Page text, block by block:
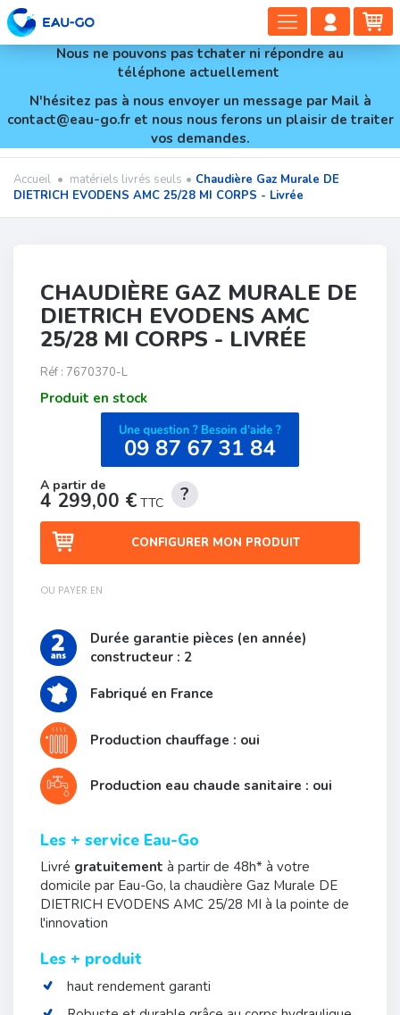
Nous ne pouvons pas tchater ni répondre au
téléphone actuellement
N'hésitez pas à nous envoyer un message par Mail à
contact@eau-go.fr et nous nous ferons un plaisir de traiter
vos demandes.
DÉPLIER
LA
Accueil • matériels livrés seuls • Chaudière Gaz Murale DE
DIETRICH EVODENS AMC 25/28 MI CORPS - Livrée
CHAUDIÈRE GAZ MURALE DE
DIETRICH EVODENS AMC
25/28 MI CORPS - LIVRÉE
Réf : 7670370-L
Produit en stock
4 299,00 € TTC
CONFIGURER MON PRODUIT
OU PAYER EN
Durée garantie pièces (en année)
constructeur : 2
Fabriqué en France
Production chauffage : oui
Production eau chaude sanitaire : oui
Les + service Eau-Go
Livré gratuitement à partir de 48h* à votre
domicile par Eau-Go, la chaudière Gaz Murale DE
DIETRICH EVODENS AMC 25/28 MI à la pointe de
l'innovation
Les + produit
haut rendement garanti